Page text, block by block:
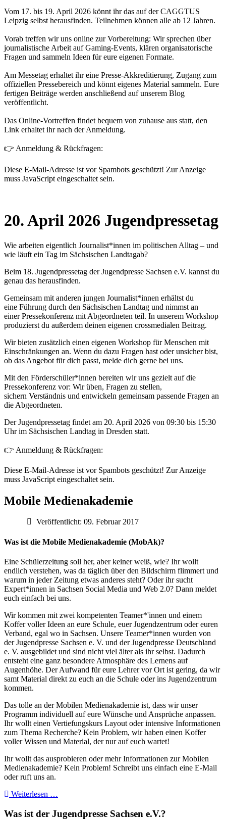
Vom 17. bis 19. April 2026 könnt ihr das auf der CAGGTUS
Leipzig selbst herausfinden. Teilnehmen können alle ab 12 Jahren.
Vorab treffen wir uns online zur Vorbereitung: Wir sprechen über
journalistische Arbeit auf Gaming-Events, klären organisatorische
Fragen und sammeln Ideen für eure eigenen Formate.
Am Messetag erhaltet ihr eine Presse-Akkreditierung, Zugang zum
offiziellen Pressebereich und könnt eigenes Material sammeln. Eure
fertigen Beiträge werden anschließend auf unserem Blog
veröffentlicht.
Das Online-Vortreffen findet bequem von zuhause aus statt, den
Link erhaltet ihr nach der Anmeldung.
👉 Anmeldung & Rückfragen:
Diese E-Mail-Adresse ist vor Spambots geschützt! Zur Anzeige
muss JavaScript eingeschaltet sein.
20. April 2026 Jugendpressetag
Wie arbeiten eigentlich Journalist*innen im politischen Alltag – und
wie läuft ein Tag im Sächsischen Landtagab?
Beim 18. Jugendpressetag der Jugendpresse Sachsen e.V. kannst du
genau das herausfinden.
Gemeinsam mit anderen jungen Journalist*innen erhältst du
eine Führung durch den Sächsischen Landtag und nimmst an
einerPressekonferenz mit Abgeordneten teil. In unserem Workshop
produzierst du außerdem deinen eigenen crossmedialen Beitrag.
Wir bieten zusätzlich einen eigenen Workshop für Menschen mit
Einschränkungen an. Wenn du dazu Fragen hast oder unsicher bist,
ob das Angebot für dich passt, melde dich gerne bei uns.
Mit den Förderschüler*innen bereiten wir uns gezielt auf die
Pressekonferenz vor: Wirüben, Fragen zu stellen,
sichern Verständnis und entwickeln gemeinsam passende Fragen an
die Abgeordneten.
Der Jugendpressetag findet am 20. April 2026 von 09:30 bis 15:30
Uhrim Sächsischen Landtag in Dresden statt.
👉 Anmeldung & Rückfragen:
Diese E-Mail-Adresse ist vor Spambots geschützt! Zur Anzeige
muss JavaScript eingeschaltet sein.
Mobile Medienakademie
Veröffentlicht: 09. Februar 2017
Was ist die Mobile Medienakademie (MobAk)?
Eine Schülerzeitung soll her, aber keiner weiß, wie? Ihr wollt
endlich verstehen, was da täglich über den Bildschirm flimmert und
warum in jeder Zeitung etwas anderes steht? Oder ihr sucht
Expert*innen in Sachsen Social Media und Web 2.0? Dann meldet
euch einfach bei uns.
Wir kommen mit zwei kompetenten Teamer*'innen und einem
Koffer voller Ideen an eure Schule, euer Jugendzentrum oder euren
Verband, egal wo in Sachsen. Unsere Teamer*innen wurden von
der Jugendpresse Sachsen e. V. und der Jugendpresse Deutschland
e. V. ausgebildet und sind nicht viel älter als ihr selbst. Dadurch
entsteht eine ganz besondere Atmosphäre des Lernens auf
Augenhöhe. Der Aufwand für eure Lehrer vor Ort ist gering, da wir
samt Material direkt zu euch an die Schule oder ins Jugendzentrum
kommen.
Das tolle an der Mobilen Medienakademie ist, dass wir unser
Programm individuell auf eure Wünsche und Ansprüche anpassen.
Ihr wollt einen Vertiefungskurs Layout oder intensive Informationen
zum Thema Recherche? Kein Problem, wir haben einen Koffer
voller Wissen und Material, der nur auf euch wartet!
Ihr wollt das ausprobieren oder mehr Informationen zur Mobilen
Medienakademie? Kein Problem! Schreibt uns einfach eine E-Mail
oder ruft uns an.
Weiterlesen …
Was ist der Jugendpresse Sachsen e.V.?